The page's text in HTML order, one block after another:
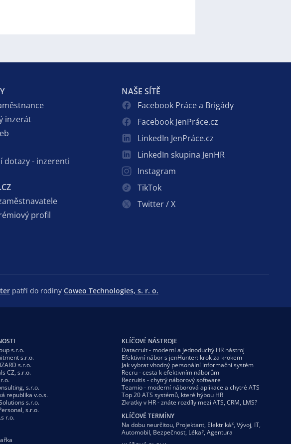
inzerát
dotazy - inzerenti
profil
NAŠE SÍTĚ
Facebook Práce a Brigády
Facebook JenPráce.cz
LinkedIn JenPráce.cz
LinkedIn skupina JenHR
Instagram
TikTok
Twitter / X
patří do rodiny Coweo Technologies, s. r. o.
s.r.o.
s.r.o.
s.r.o.
CZ, s.r.o.
s.r.o.
republika v.o.s.
s.r.o.
s.r.o.
r.o.
KLÍČOVÉ NÁSTROJE
Datacruit - moderní a jednoduchý HR nástroj
Efektivní nábor s jenHunter: krok za krokem
Jak vybrat vhodný personální informační systém
Recru - cesta k efektivním náborům
Recruitis - chytrý náborový software
Teamio - moderní náborová aplikace a chytré ATS
Top 20 ATS systémů, které hýbou HR
Zkratky v HR - znáte rozdíly mezi ATS, CRM, LMS?
KLÍČOVÉ TERMÍNY
Na dobu neurčitou, Projektant, Elektrikář, Vývoj, IT,
Automobil, Bezpečnost, Lékař, Agentura